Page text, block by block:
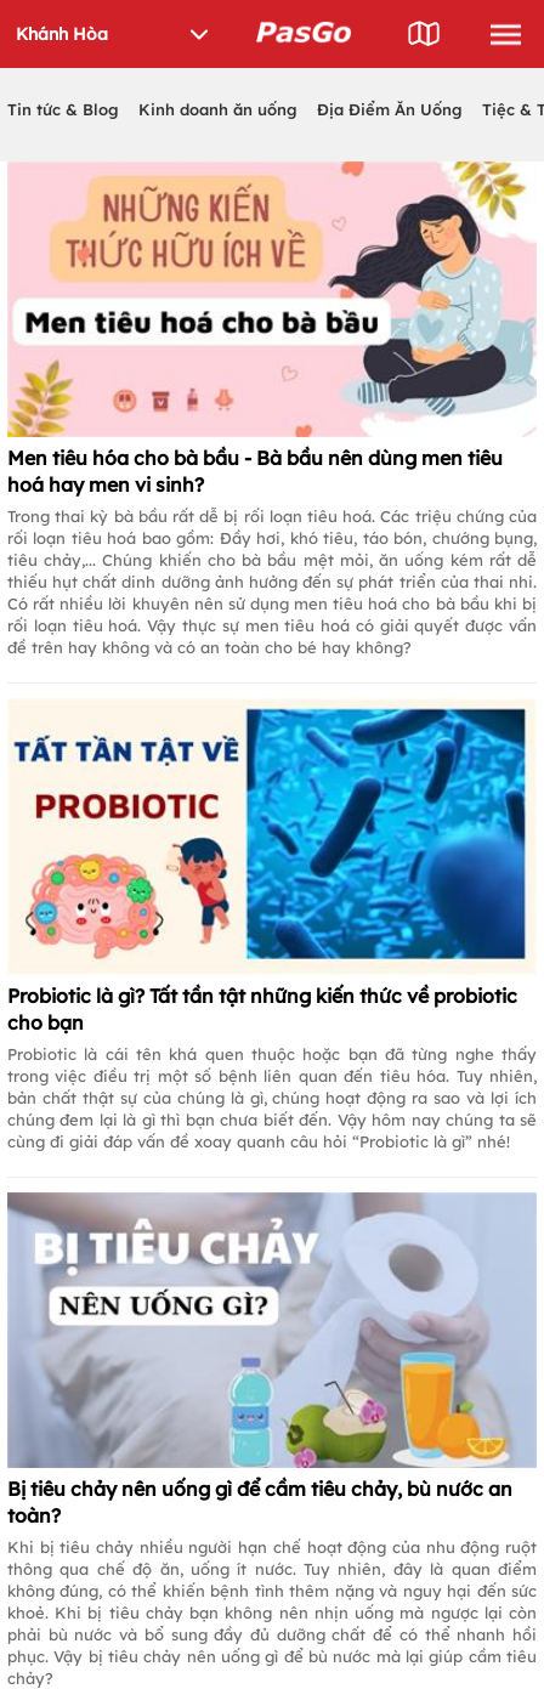
Tin tức & Blog Kinh doanh ăn uống Địa Điểm Ăn Uống Tiệc &
Men tiêu hóa cho bà bầu - Bà bầu nên dùng men tiêu
hoá hay men vi sinh?
Trong thai kỳ bà bầu rất dễ bị rối loạn tiêu hoá. Các triệu chứng của
rối loạn tiêu hoá bao gồm: Đầy hơi, khó tiêu, táo bón, chướng bụng,
tiêu chảy,... Chúng khiến cho bà bầu mệt mỏi, ăn uống kém rất dễ
thiếu hụt chất dinh dưỡng ảnh hưởng đến sự phát triển của thai nhi.
Có rất nhiều lời khuyên nên sử dụng men tiêu hoá cho bà bầu khi bị
rối loạn tiêu hoá. Vậy thực sự men tiêu hoá có giải quyết được vấn
đề trên hay không và có an toàn cho bé hay không?
Probiotic là gì? Tất tần tật những kiến thức về probiotic
cho bạn
Probiotic là cái tên khá quen thuộc hoặc bạn đã từng nghe thấy
trong việc điều trị một số bệnh liên quan đến tiêu hóa. Tuy nhiên,
bản chất thật sự của chúng là gì, chúng hoạt động ra sao và lợi ích
chúng đem lại là gì thì bạn chưa biết đến. Vậy hôm nay chúng ta sẽ
cùng đi giải đáp vấn đề xoay quanh câu hỏi “Probiotic là gì” nhé!
Bị tiêu chảy nên uống gì để cầm tiêu chảy, bù nước an
toàn?
Khi bị tiêu chảy nhiều người hạn chế hoạt động của nhu động ruột
thông qua chế độ ăn, uống ít nước. Tuy nhiên, đây là quan điểm
không đúng, có thể khiến bệnh tình thêm nặng và nguy hại đến sức
khoẻ. Khi bị tiêu chảy bạn không nên nhịn uống mà ngược lại còn
phải bù nước và bổ sung đầy đủ dưỡng chất để có thể nhanh hồi
phục. Vậy bị tiêu chảy nên uống gì để bù nước mà lại giúp cầm tiêu
chảy?